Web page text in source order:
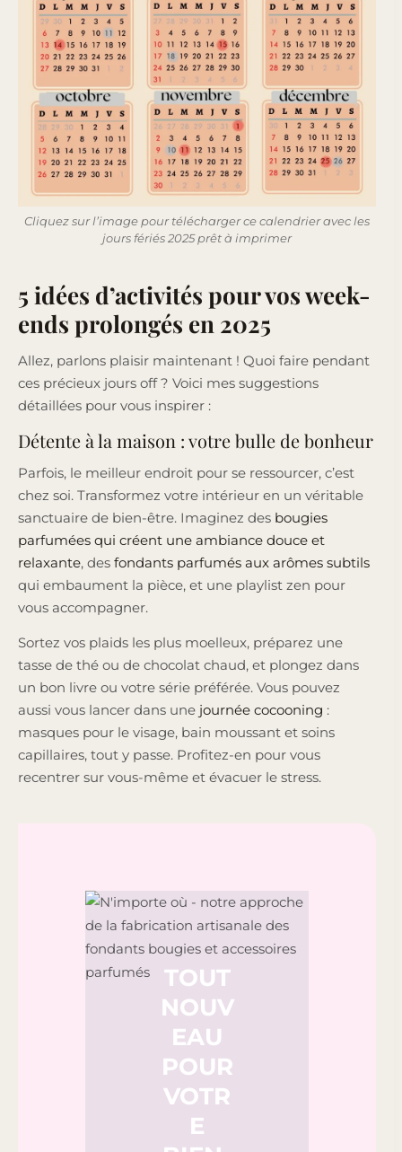
Cliquez sur l’image pour télécharger ce calendrier avec les
jours fériés 2025 prêt à imprimer
5 idées d’activités pour vos week-
ends prolongés en 2025
Allez, parlons plaisir maintenant ! Quoi faire pendant
ces précieux jours off ? Voici mes suggestions
détaillées pour vous inspirer :
Détente à la maison : votre bulle de bonheur
Parfois, le meilleur endroit pour se ressourcer, c’est
chez soi. Transformez votre intérieur en un véritable
sanctuaire de bien-être. Imaginez des bougies
parfumées qui créent une ambiance douce et
relaxante, des fondants parfumés aux arômes subtils
qui embaument la pièce, et une playlist zen pour
vous accompagner.
Sortez vos plaids les plus moelleux, préparez une
tasse de thé ou de chocolat chaud, et plongez dans
un bon livre ou votre série préférée. Vous pouvez
aussi vous lancer dans une journée cocooning :
masques pour le visage, bain moussant et soins
capillaires, tout y passe. Profitez-en pour vous
recentrer sur vous-même et évacuer le stress.
TOUT
NOUV
EAU
POUR
VOTR
E